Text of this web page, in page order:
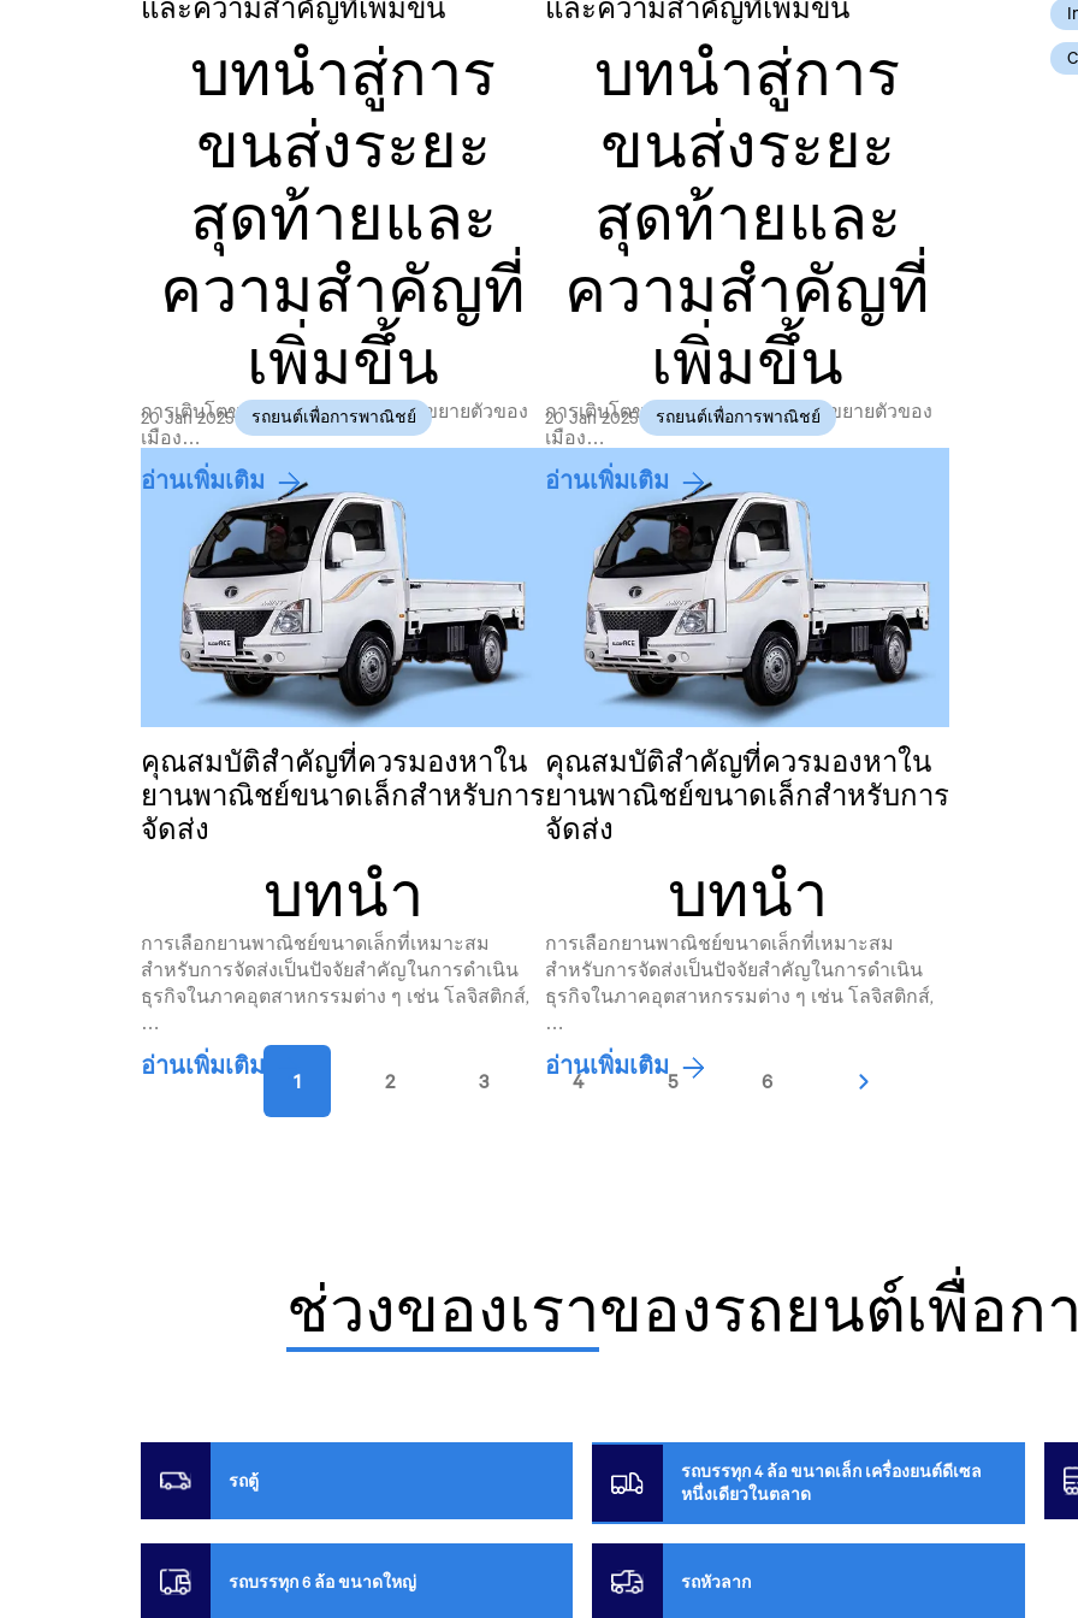
Talk to an Expert
First Name*
By clicking the "Submit" button, you agree to receive calls, emails,
other forms of communication from Tata Motors or its associates
mobile number to assist you with purchasing Tata vehicles.
และความสำคัญที่เพิ่มขึ้น
บทนำสู่การ
ขนส่งระยะ
สุดท้ายและ
ความสำคัญที่
เพิ่มขึ้น
การเติบโตของอีคอมเมิร์ซและการขยายตัวของ
เมือง…
อ่านเพิ่มเติม
และความสำคัญที่เพิ่มขึ้น
บทนำสู่การ
ขนส่งระยะ
สุดท้ายและ
ความสำคัญที่
เพิ่มขึ้น
การเติบโตของอีคอมเมิร์ซและการขยายตัวของ
เมือง…
อ่านเพิ่มเติม
20 Jan 2025 รถยนต์เพื่อการพาณิชย์
คุณสมบัติสำคัญที่ควรมองหาใน
ยานพาณิชย์ขนาดเล็กสำหรับการ
จัดส่ง
บทนำ
การเลือกยานพาณิชย์ขนาดเล็กที่เหมาะสม
สำหรับการจัดส่งเป็นปัจจัยสำคัญในการดำเนิน
ธุรกิจในภาคอุตสาหกรรมต่าง ๆ เช่น โลจิสติกส์,
…
อ่านเพิ่มเติม
20 Jan 2025 รถยนต์เพื่อการพาณิชย์
คุณสมบัติสำคัญที่ควรมองหาใน
ยานพาณิชย์ขนาดเล็กสำหรับการ
จัดส่ง
บทนำ
การเลือกยานพาณิชย์ขนาดเล็กที่เหมาะสม
สำหรับการจัดส่งเป็นปัจจัยสำคัญในการดำเนิน
ธุรกิจในภาคอุตสาหกรรมต่าง ๆ เช่น โลจิสติกส์,
…
อ่านเพิ่มเติม
1 2 3 4 5 6
ช่วงของเราของรถยนต์เพื่อ
รถตู้
รถบรรทุก 4 ล้อ ขนาดเล็ก เครื่องยนต์ดีเซล
หนึ่งเดียวในตลาด​
รถบรรทุก 6 ล้อ ขนาดใหญ่ รถหัวลาก​